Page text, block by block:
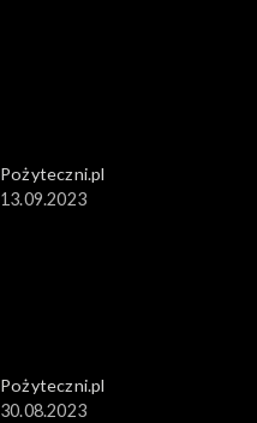
Pożyteczni.pl
13.09.2023
Pożyteczni.pl
30.08.2023